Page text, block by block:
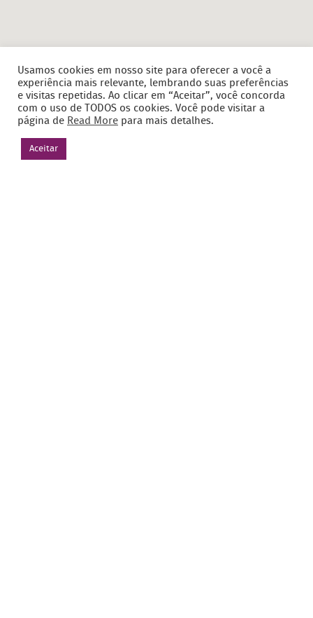
Usamos cookies em nosso site para oferecer a você a
experiência mais relevante, lembrando suas preferências
e visitas repetidas. Ao clicar em “Aceitar”, você concorda
com o uso de TODOS os cookies. Você pode visitar a
página de Read More para mais detalhes.
Aceitar